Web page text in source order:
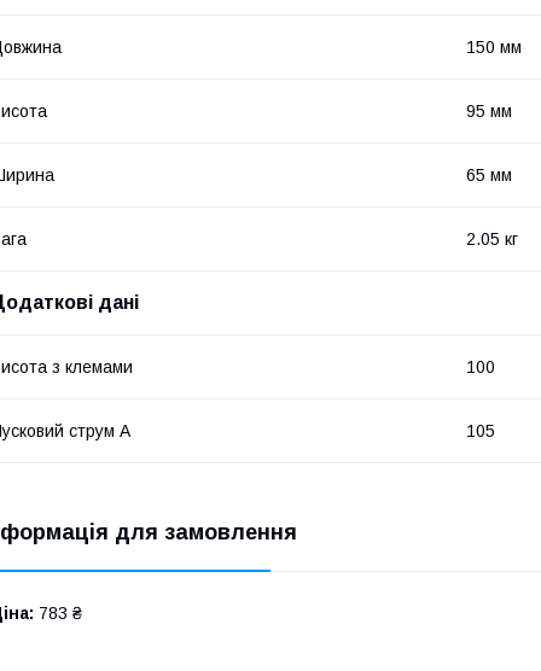
150 мм
95 мм
65 мм
2.05 кг
дані
з клемами 100
струм А 105
для замовлення
783 ₴